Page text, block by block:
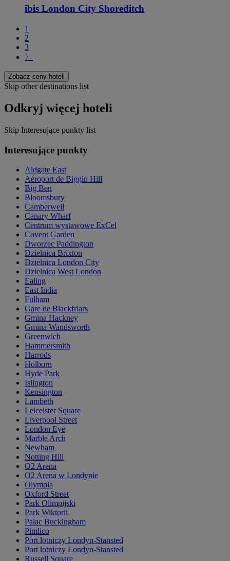
ibis London City Shoreditch
1
2
3
〉
Zobacz ceny hoteli
Skip other destinations list
Odkryj więcej hoteli
Skip Interesujące punkty list
Interesujące punkty
Aldgate East
Aéroport de Biggin Hill
Big Ben
Bloomsbury
Camberwell
Canary Wharf
Centrum wystawowe ExCel
Covent Garden
Dworzec Paddington
Dzielnica Brixton
Dzielnica London City
Dzielnica West London
Ealing
East India
Fulham
Gare de Blackfriars
Gmina Hackney
Gmina Wandsworth
Greenwich
Hammersmith
Harrods
Holborn
Hyde Park
Islington
Kensington
Lambeth
Leiceister Square
Liverpool Street
London Eye
Marble Arch
Newham
Notting Hill
O2 Arena
O2 Arena w Londynie
Olympia
Oxford Street
Park Olimpijski
Park Wiktorii
Pałac Buckingham
Pimlico
Port lotniczy Londyn-Stansted
Port lotniczy Londyn-Stansted
Russell Square